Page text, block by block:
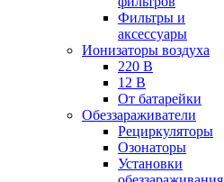
Фильтры и
аксессуары
Ионизаторы воздуха
220 В
12 В
От батарейки
Обеззараживатели
Рециркуляторы
Озонаторы
Установки